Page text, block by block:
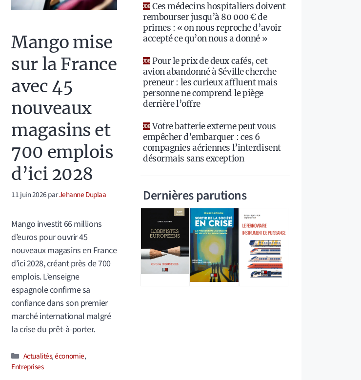
Mango mise
sur la France
avec 45
nouveaux
magasins et
700 emplois
d’ici 2028
11 juin 2026parJehanne Duplaa
Mango investit 66 millions
d’euros pour ouvrir 45
nouveaux magasins en France
d’ici 2028, créant près de 700
emplois. L’enseigne
espagnole confirme sa
confiance dans son premier
marché international malgré
la crise du prêt-à-porter.
Catégories
Actualités,économie,
Entreprises
Ces médecins hospitaliers doivent
rembourser jusqu’à 80 000 € de
primes : « on nous reproche d’avoir
accepté ce qu’on nous a donné »
Pour le prix de deux cafés, cet
avion abandonné à Séville cherche
preneur : les curieux affluent mais
personne ne comprend le piège
derrière l’offre
Votre batterie externe peut vous
empêcher d’embarquer : ces 6
compagnies aériennes l’interdisent
désormais sans exception
Dernières parutions